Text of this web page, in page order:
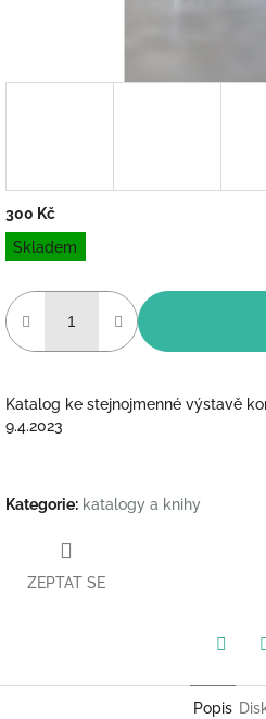
300 Kč
Měrná
cena:
Skladem
Katalog ke stejnojmenné výstavě
9.4.2023
Kategorie: katalogy a knihy
ZEPTAT SE
Popis